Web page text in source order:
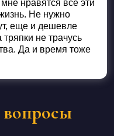
нравятся все эти
Не нужно
еще и дешевле
не трачусь
Да и время тоже
вопросы